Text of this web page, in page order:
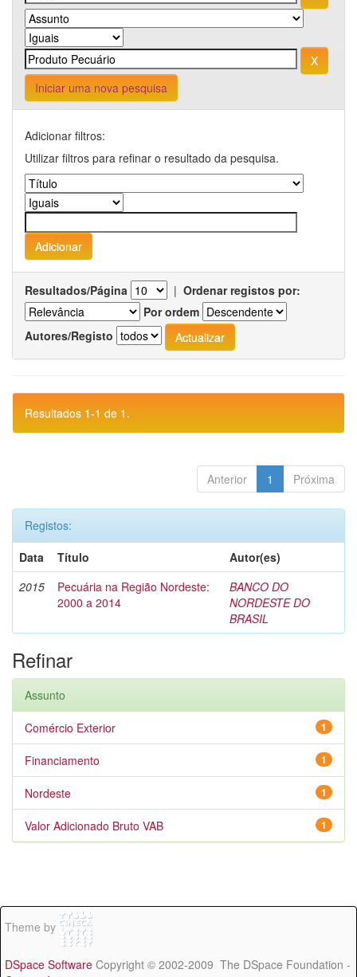
Iniciar uma nova pesquisa
Adicionar filtros:
Utilizar filtros para refinar o resultado da pesquisa.
Resultados/Página | Ordenar registos por:
Por ordem
Autores/Registo
Resultados 1-1 de 1.
Anterior 1 Próxima
Registos:
Data
Título
Autor(es)
2015
Pecuária na Região Nordeste:
2000 a 2014
BANCO DO
NORDESTE DO
BRASIL
Refinar
Assunto
1
Comércio Exterior
1
Financiamento
1
Nordeste
1
Valor Adicionado Bruto VAB
Theme by
DSpace Software Copyright © 2002-2009 The DSpace Foundation -